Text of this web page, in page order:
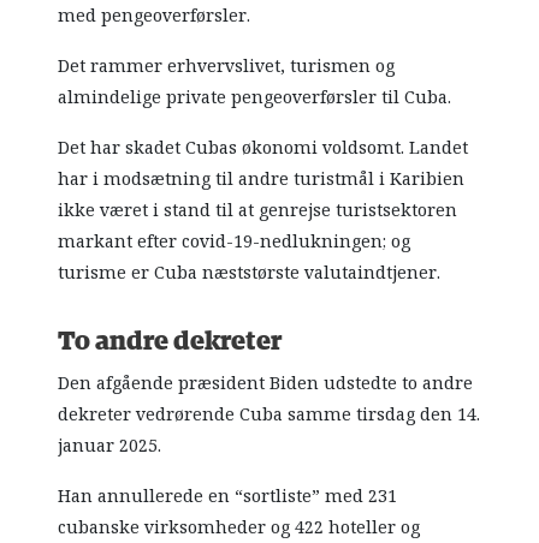
med pengeoverførsler.
Det rammer erhvervslivet, turismen og
almindelige private pengeoverførsler til Cuba.
Det har skadet Cubas økonomi voldsomt. Landet
har i modsætning til andre turistmål i Karibien
ikke været i stand til at genrejse turistsektoren
markant efter covid-19-nedlukningen; og
turisme er Cuba næststørste valutaindtjener.
To andre dekreter
Den afgående præsident Biden udstedte to andre
dekreter vedrørende Cuba samme tirsdag den 14.
januar 2025.
Han annullerede en “sortliste” med 231
cubanske virksomheder og 422 hoteller og